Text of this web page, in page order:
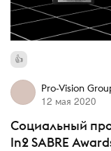
Pro-Vision
12 мая 2020
Социальный
In2 SABRE